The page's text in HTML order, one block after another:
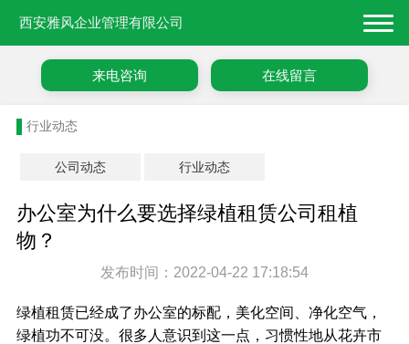
西安雅风企业管理有限公司
来电咨询 在线留言
行业动态
公司动态 行业动态
办公室为什么要选择绿植租赁公司租植
物？
发布时间：2022-04-22 17:18:54
绿植租赁已经成了办公室的标配，美化空间、净化空气，
绿植功不可没。很多人意识到这一点，习惯性地从花卉市